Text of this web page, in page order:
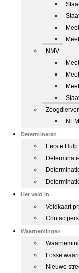
NMV
Determineren
Eerste
Het veld in
Veldkaart
Waarnemingen
Losse
Nieuwe